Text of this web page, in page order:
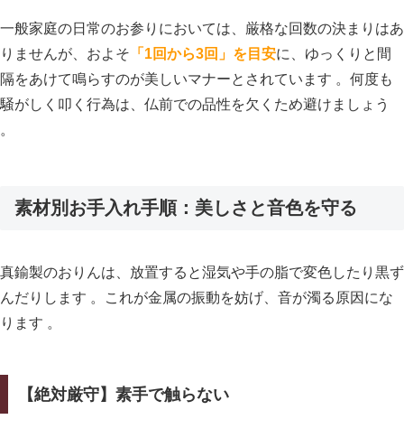
一般家庭の日常のお参りにおいては、厳格な回数の決まりはあ
りませんが、およそ 「1回から3回」を目安に、ゆっくりと間
隔をあけて鳴らすのが美しいマナーとされています 。何度も
騒がしく叩く行為は、仏前での品性を欠くため避けましょう
。
素材別お手入れ手順：美しさと音色を守る
真鍮製のおりんは、放置すると湿気や手の脂で変色したり黒ず
んだりします 。これが金属の振動を妨げ、音が濁る原因にな
ります 。
【絶対厳守】素手で触らない